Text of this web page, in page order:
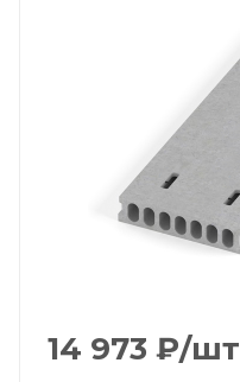
14 973 ₽/шт